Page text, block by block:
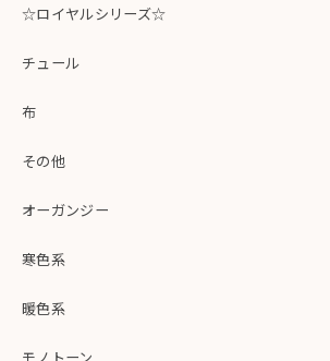
☆ロイヤルシリーズ☆
チュール
布
その他
オーガンジー
寒色系
暖色系